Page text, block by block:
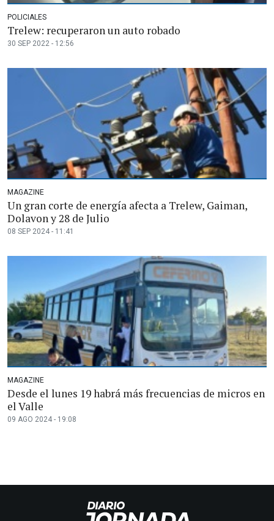
POLICIALES
Trelew: recuperaron un auto robado
30 SEP 2022 - 12:56
MAGAZINE
Un gran corte de energía afecta a Trelew, Gaiman,
Dolavon y 28 de Julio
08 SEP 2024 - 11:41
MAGAZINE
Desde el lunes 19 habrá más frecuencias de micros en
el Valle
09 AGO 2024 - 19:08